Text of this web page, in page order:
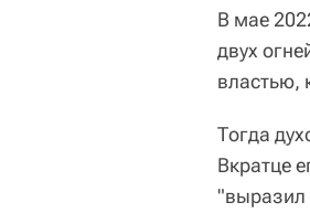
В мае
двух
властью,
Тогда
Вкратце
"выразил